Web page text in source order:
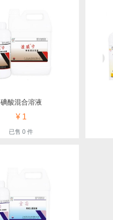
碘酸混合溶液
¥ 1
已售 0 件